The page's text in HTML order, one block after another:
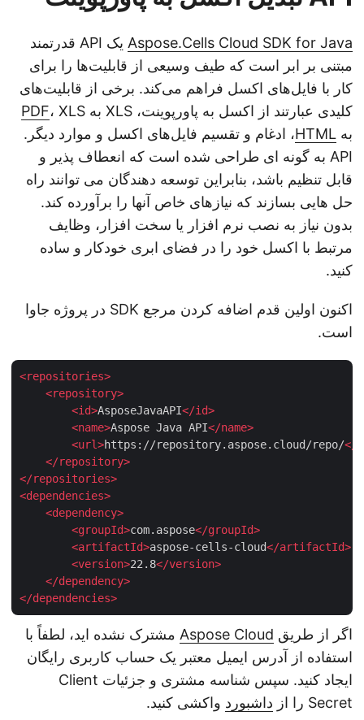
Aspose.Cells Cloud SDK for Java
یک API قدرتمند
مبتنی بر ابر است که طیف وسیعی از قابلیت‌ها را برای
کار با فایل‌های اکسل فراهم می‌کند. برخی از قابلیت‌های
کلیدی عبارتند از اکسل به پاورپوینت، XLS به
PDF ، XLS
بهHTML، ادغام و تقسیم فایل‌های اکسل و موارد دیگر.
API به گونه ای طراحی شده است که انعطاف پذیر و
قابل تنظیم باشد، بنابراین توسعه دهندگان می توانند راه
حل هایی بسازند که نیازهای خاص آنها را برآورده کند.
بدون نیاز به نصب نرم افزار یا سخت افزار، وظایف
مرتبط با اکسل خود را در فضای ابری خودکار و ساده
کنید.
اکنون اولین قدم اضافه کردن مرجع SDK در پروژه جاوا
است.
<repositories
<repository
<id>AsposeJavaAPI</id
<name>Aspose Java API</name
<url>https://repository.aspose.cloud/repo/
</repository
</repositories
<dependencies
<dependency
<groupId>com.aspose</groupId
<artifactId>aspose-cells-cloud</artifactId
<version>22.8</version
</dependency
</dependencies
اگر از طریقAspose Cloudمشترک نشده اید، لطفاً با
استفاده از آدرس ایمیل معتبر یک حساب کاربری رایگان
ایجاد کنید. سپس شناسه مشتری و جزئیات Client
Secret را از
داشبورد واکشی کنید.